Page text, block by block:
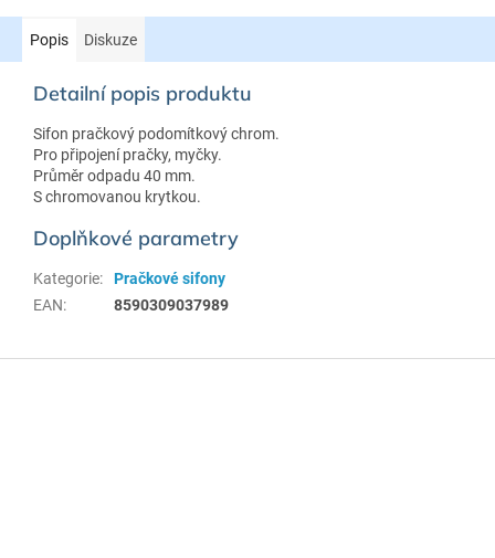
Popis Diskuze
Detailní popis produktu
Sifon pračkový podomítkový chrom.
Pro připojení pračky, myčky.
Průměr odpadu 40 mm.
S chromovanou krytkou.
Doplňkové parametry
Kategorie:
Pračkové sifony
EAN: 8590309037989
Z